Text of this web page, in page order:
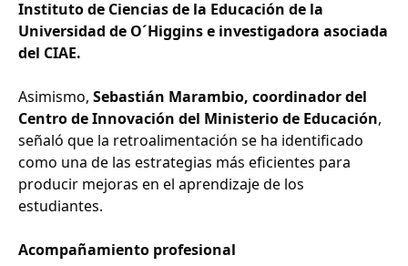
Instituto de Ciencias de la Educación de la
Universidad de O´Higgins e investigadora asociada
del CIAE.
Asimismo, Sebastián Marambio, coordinador del
Centro de Innovación del Ministerio de Educación,
señaló que la retroalimentación se ha identificado
como una de las estrategias más eficientes para
producir mejoras en el aprendizaje de los
estudiantes.
Acompañamiento profesional